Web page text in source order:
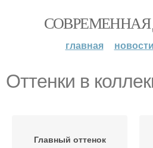
главная новости
Оттенки в
Главный оттенок